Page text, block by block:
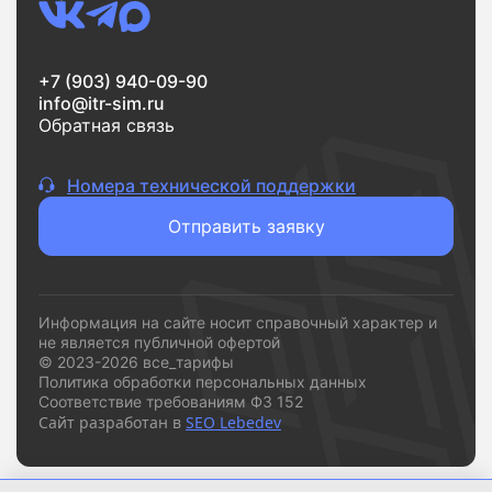
инструмент, который помогает быстро принять
решение и подключиться к подходящему
провайдеру.
+7 (903) 940-09-90
info@itr-sim.ru
Обратная связь
Номера технической поддержки
Отправить заявку
Информация на сайте носит справочный характер и
не является публичной офертой
© 2023-2026 все_тарифы
Политика обработки персональных данных
Соответствие требованиям ФЗ 152
Сайт разработан в SEO Lebedev